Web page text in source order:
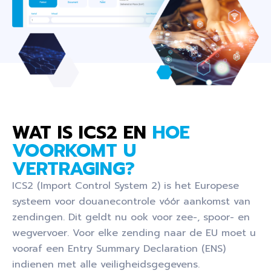
WAT IS ICS2 EN HOE
VOORKOMT U
VERTRAGING?
ICS2 (Import Control System 2) is het Europese
systeem voor douanecontrole vóór aankomst van
zendingen. Dit geldt nu ook voor zee-, spoor- en
wegvervoer. Voor elke zending naar de EU moet u
vooraf een Entry Summary Declaration (ENS)
indienen met alle veiligheidsgegevens.